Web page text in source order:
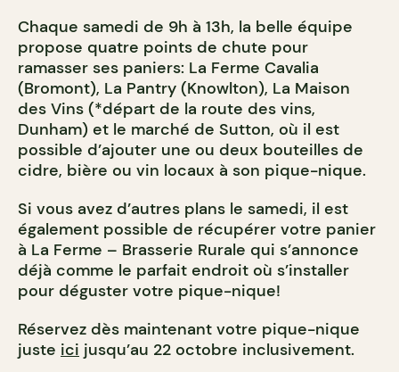
Chaque samedi de 9h à 13h, la belle équipe
propose quatre points de chute pour
ramasser ses paniers: La Ferme Cavalia
(Bromont), La Pantry (Knowlton), La Maison
des Vins (*départ de la route des vins,
Dunham) et le marché de Sutton, où il est
possible d’ajouter une ou deux bouteilles de
cidre, bière ou vin locaux à son pique-nique.
Si vous avez d’autres plans le samedi, il est
également possible de récupérer votre panier
à La Ferme – Brasserie Rurale qui s’annonce
déjà comme le parfait endroit où s’installer
pour déguster votre pique-nique!
Réservez dès maintenant votre pique-nique
juste ici jusqu’au 22 octobre inclusivement.